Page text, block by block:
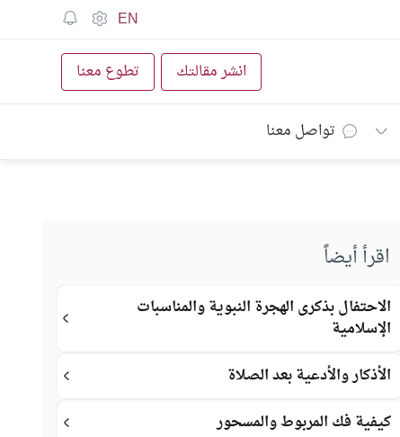
EN
انشر مقالتك تطوع معنا
تواصل معنا
اقرأ أيضاً
الاحتفال بذكرى الهجرة النبوية والمناسبات
الإسلامية
الأذكار والأدعية بعد الصلاة
كيفية فك المربوط والمسحور